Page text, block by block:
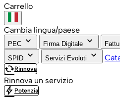
Carrello
Cambia lingua/paese
PEC keyboard_arrow_down Firma Digitale keyboard_arrow_down
SPID keyboard_arrow_down Servizi Evoluti keyboard_arrow_down
cachedRinnova
Rinnova un servizio
bolt Potenzia